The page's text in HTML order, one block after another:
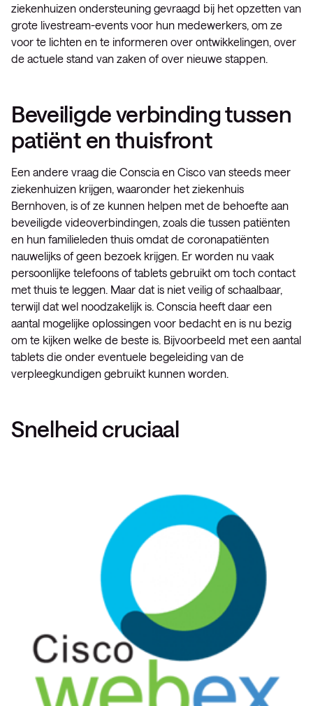
ziekenhuizen ondersteuning gevraagd bij het opzetten van
grote livestream-events voor hun medewerkers, om ze
voor te lichten en te informeren over ontwikkelingen, over
de actuele stand van zaken of over nieuwe stappen.
Beveiligde verbinding tussen
patiënt en thuisfront
Een andere vraag die Conscia en Cisco van steeds meer
ziekenhuizen krijgen, waaronder het ziekenhuis
Bernhoven, is of ze kunnen helpen met de behoefte aan
beveiligde videoverbindingen, zoals die tussen patiënten
en hun familieleden thuis omdat de coronapatiënten
nauwelijks of geen bezoek krijgen. Er worden nu vaak
persoonlijke telefoons of tablets gebruikt om toch contact
met thuis te leggen. Maar dat is niet veilig of schaalbaar,
terwijl dat wel noodzakelijk is. Conscia heeft daar een
aantal mogelijke oplossingen voor bedacht en is nu bezig
om te kijken welke de beste is. Bijvoorbeeld met een aantal
tablets die onder eventuele begeleiding van de
verpleegkundigen gebruikt kunnen worden.
Snelheid cruciaal